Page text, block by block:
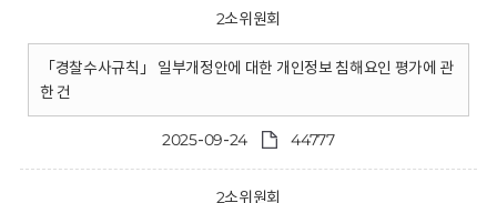
2소위원회
「경찰수사규칙」 일부개정안에 대한 개인정보 침해요인 평가에 관
한 건
2025-09-24 44777
2소위원회